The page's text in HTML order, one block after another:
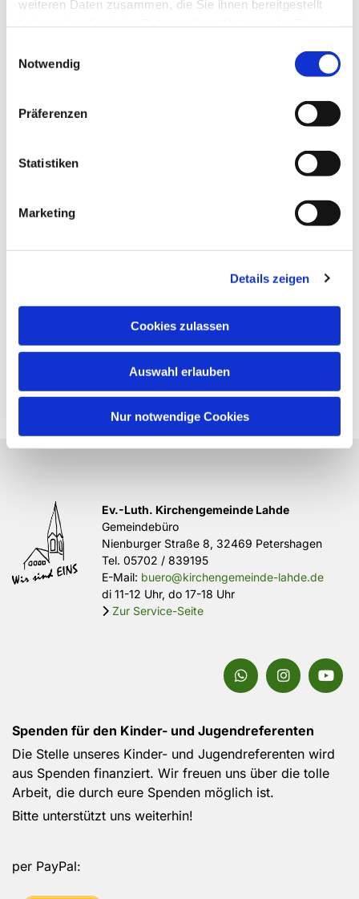
weiteren Daten zusammen, die Sie ihnen bereitgestellt
Notwendig
Präferenzen
Statistiken
Marketing
Details zeigen
Cookies zulassen
Auswahl erlauben
Nur notwendige Cookies
interessieren
Ev.-Luth. Kirchengemeinde Lahde
Gemeindebüro
Nienburger Straße 8, 32469 Petershagen
Tel. 05702 / 839195
E-Mail: buero@kirchengemeinde-lahde.de
di 11-12 Uhr, do 17-18 Uhr
 Zur Service-Seite
Spenden für den Kinder- und Jugendreferenten
Die Stelle unseres Kinder- und Jugendreferenten wird
aus Spenden finanziert. Wir freuen uns über die tolle
Arbeit, die durch eure Spenden möglich ist.
Bitte unterstützt uns weiterhin!
per PayPal: